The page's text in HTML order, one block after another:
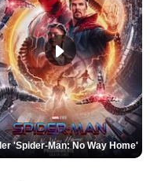
'Spider-Man: No Way Home'